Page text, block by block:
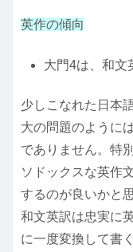
英作の傾向
大門4は、和文
少しこなれた日本
大の問題のように
でありません。特
ソドックスな英作
するのが良いかと
和文英訳は忠実に
に一度変換して書